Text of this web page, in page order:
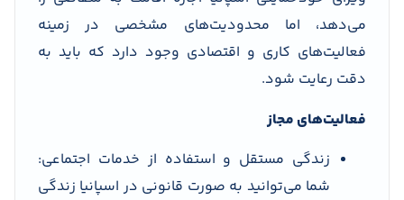
می‌دهد، اما محدودیت‌های مشخصی در زمینه
فعالیت‌های کاری و اقتصادی وجود دارد که باید به
دقت رعایت شود.
فعالیت‌های مجاز
زندگی مستقل و استفاده از خدمات اجتماعی:
شما می‌توانید به صورت قانونی در اسپانیا زندگی